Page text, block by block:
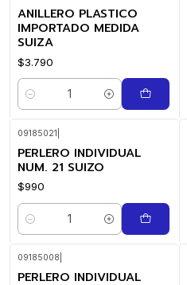
ANILLERO PLASTICO
IMPORTADO MEDIDA
SUIZA
$3.790
Cantidad
09185021
PERLERO INDIVIDUAL
NUM. 21 SUIZO
$990
Cantidad
09185008
PERLERO INDIVIDUAL